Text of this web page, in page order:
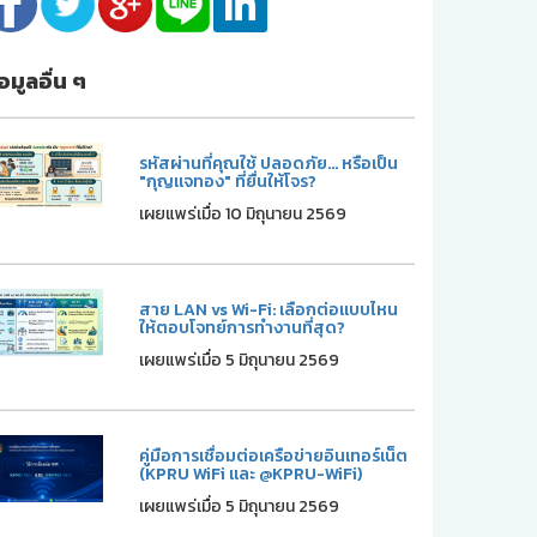
มูลอื่น ๆ
รหัสผ่านที่คุณใช้ ปลอดภัย... หรือเป็น
"กุญแจทอง" ที่ยื่นให้โจร?
เผยแพร่เมื่อ 10 มิถุนายน 2569
สาย LAN vs Wi-Fi: เลือกต่อแบบไหน
ให้ตอบโจทย์การทำงานที่สุด?
เผยแพร่เมื่อ 5 มิถุนายน 2569
คู่มือการเชื่อมต่อเครือข่ายอินเทอร์เน็ต
(KPRU WiFi และ @KPRU-WiFi)
เผยแพร่เมื่อ 5 มิถุนายน 2569